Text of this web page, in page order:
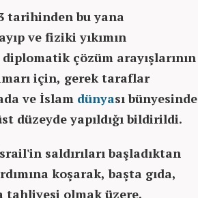
tarihinden bu yana
ve fiziki yıkımın
çözüm arayışlarının
için, gerek taraflar
ve İslam dünyası bünyesinde
düzeyde yapıldığı bildirildi.
saldırıları başladıktan
koşarak, başta gıda,
tahliyesi olmak üzere,